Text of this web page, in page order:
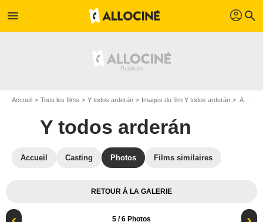
menu profil search
Accueil Tous les films Y todos arderán Images du film Y todos arderán Affiche du film Y todos arderán - Photo 5
Y todos arderán
Accueil Casting Photos Films similaires
RETOUR À LA GALERIE
5 / 6 Photos